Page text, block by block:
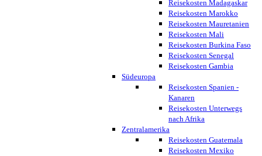
Reisekosten Madagaskar
Reisekosten Marokko
Reisekosten Mauretanien
Reisekosten Mali
Reisekosten Burkina Faso
Reisekosten Senegal
Reisekosten Gambia
Südeuropa
Reisekosten Spanien -
Kanaren
Reisekosten Unterwegs
nach Afrika
Zentralamerika
Reisekosten Guatemala
Reisekosten Mexiko